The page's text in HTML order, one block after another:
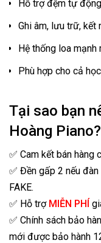
Hỗ trợ đệm tự
Ghi âm, lưu trữ, kết
Hệ thống loa mạnh
Phù hợp cho cả
Tại sao bạn
Hoàng Piano?
✅ Cam kết bán hàng
✅ Đền gấp 2 nếu
FAKE.
✅ Hỗ trợ MIỄN PHÍ
✅ Chính sách bảo
mới được bảo hành